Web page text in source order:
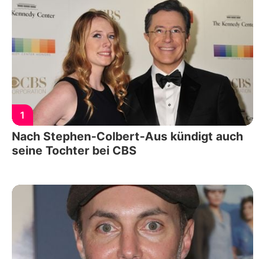
1
Nach Stephen-Colbert-Aus kündigt auch
seine Tochter bei CBS